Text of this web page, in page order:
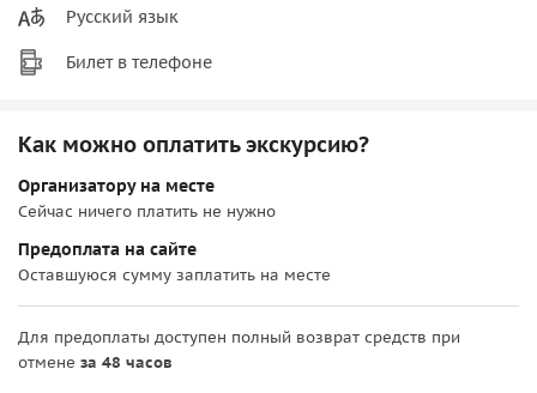
Русский язык
Билет в телефоне
Как можно оплатить экскурсию?
Организатору на месте
Сейчас ничего платить не нужно
Предоплата на сайте
Оставшуюся сумму заплатить на месте
Для предоплаты доступен полный возврат средств при
отмене за 48 часов